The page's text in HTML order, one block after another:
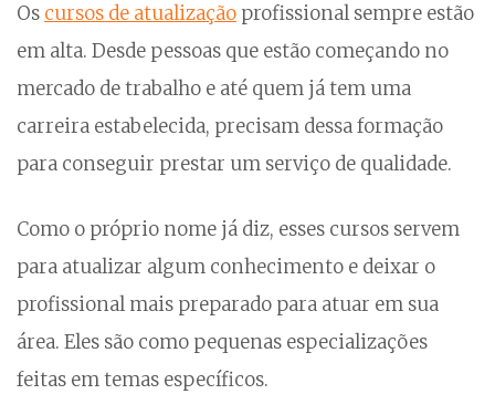
Os cursos de atualização profissional sempre estão
em alta. Desde pessoas que estão começando no
mercado de trabalho e até quem já tem uma
carreira estabelecida, precisam dessa formação
para conseguir prestar um serviço de qualidade.
Como o próprio nome já diz, esses cursos servem
para atualizar algum conhecimento e deixar o
profissional mais preparado para atuar em sua
área. Eles são como pequenas especializações
feitas em temas específicos.